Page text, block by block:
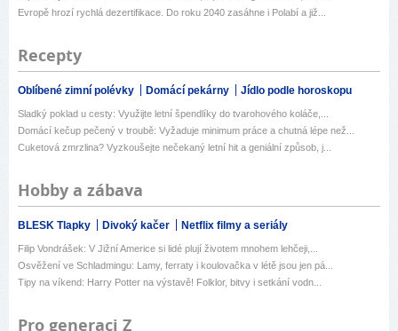
Evropě hrozí rychlá dezertifikace. Do roku 2040 zasáhne i Polabí a již...
Recepty
Oblíbené zimní polévky Domácí pekárny Jídlo podle horoskopu
Sladký poklad u cesty: Využijte letní špendlíky do tvarohového koláče,...
Domácí kečup pečený v troubě: Vyžaduje minimum práce a chutná lépe než...
Cuketová zmrzlina? Vyzkoušejte nečekaný letní hit a geniální způsob, j...
Hobby a zábava
BLESK Tlapky Divoký kačer Netflix filmy a seriály
Filip Vondrášek: V Jižní Americe si lidé plují životem mnohem lehčeji,...
Osvěžení ve Schladmingu: Lamy, ferraty i koulovačka v létě jsou jen pá...
Tipy na víkend: Harry Potter na výstavě! Folklor, bitvy i setkání vodn...
Pro generaci Z